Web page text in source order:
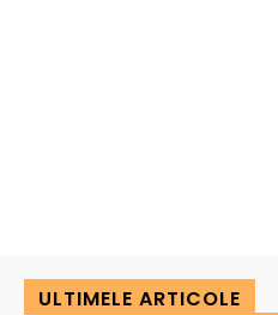
ULTIMELE ARTICOLE